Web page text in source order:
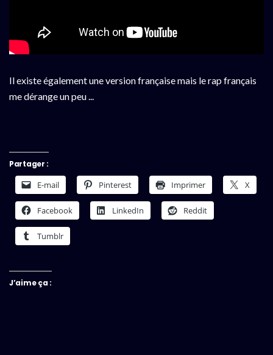
Il existe également une version française mais le rap français
me dérange un peu ...
Partager :
E-mail Pinterest Imprimer X
Facebook LinkedIn Reddit
Tumblr
J’aime ça :